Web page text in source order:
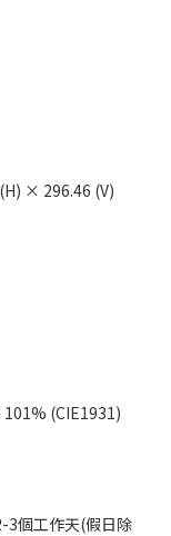
× 296.46 (V)
(CIE1931)
3個工作天(假日除